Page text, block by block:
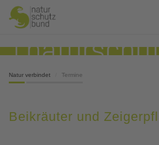
Natur verbindet Termine
Beikräuter und